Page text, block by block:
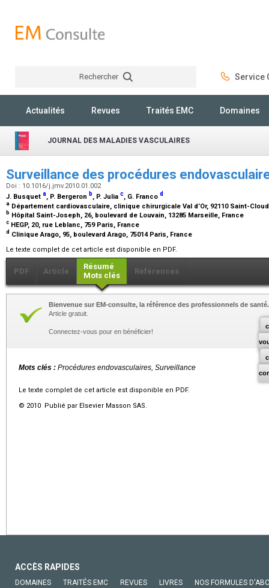
Rechercher Service
Actualités Revues Traités EMC Domaines
JOURNAL DES MALADIES VASCULAIRES
Surveillance des procédures
Doi : 10.1016/j.jmv.2010.01.002
J. Busquet a, P. Bergeron b, P. Julia c, G. Franco d
a Département cardiovasculaire, clinique chirurgicale Val d’Or, 92110 Saint-
b Hôpital Saint-Joseph, 26, boulevard de Louvain, 13285 Marseille, France
c HEGP, 20, rue Leblanc, 759 Paris, France
d Clinique Arago, 95, boulevard Arago, 75014 Paris, France
Le texte complet de cet article est disponible en PDF.
PDF Article
Résumé
Mots clés
Références
Bienvenue sur EM-consulte, la référence des professionnels de santé.
Article gratuit.
Connectez-vous pour en bénéficier!
Mots clés : Procédures endovasculaires, Surveillance
Le texte complet de cet article est disponible en PDF.
© 2010 Publié par Elsevier Masson SAS.
ACCÈS RAPIDES
DOMAINES TRAITÉS EMC REVUES LIVRES NOS FORMULES